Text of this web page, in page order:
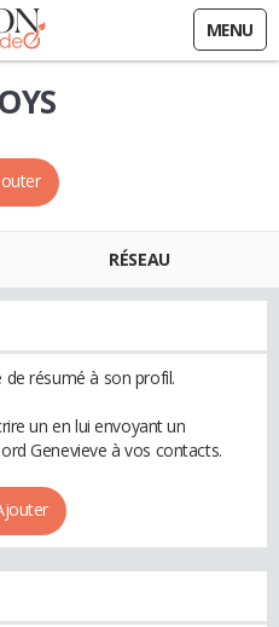
MENU
RÉSEAU
résumé à son profil.
un en lui envoyant un
Genevieve à vos contacts.